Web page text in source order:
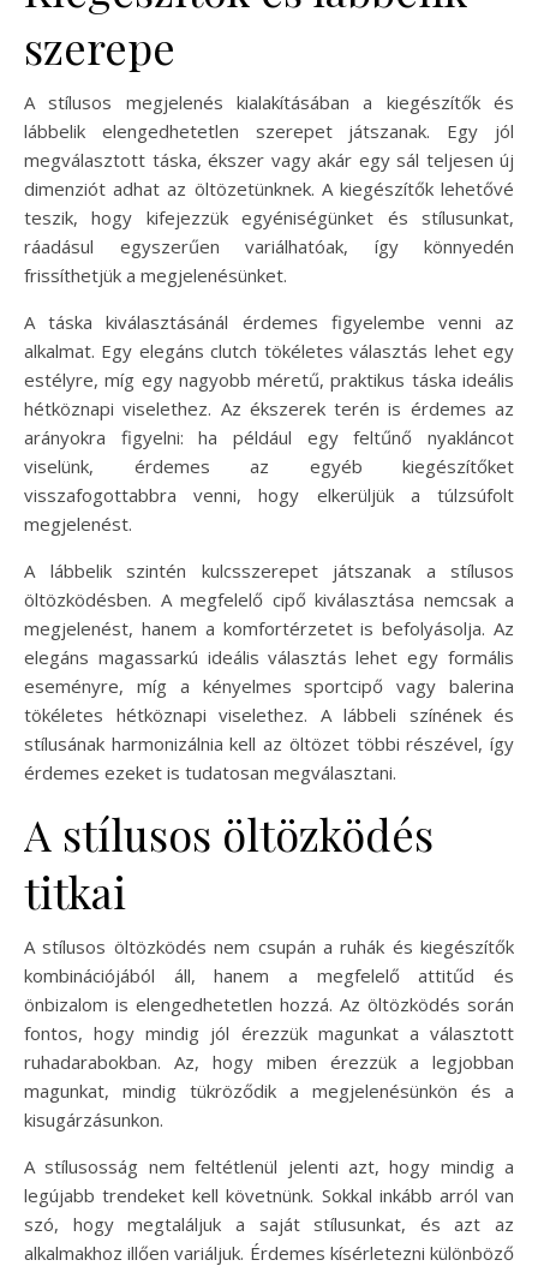
szerepe
A stílusos megjelenés kialakításában a kiegészítők és
lábbelik elengedhetetlen szerepet játszanak. Egy jól
megválasztott táska, ékszer vagy akár egy sál teljesen új
dimenziót adhat az öltözetünknek. A kiegészítők lehetővé
teszik, hogy kifejezzük egyéniségünket és stílusunkat,
ráadásul egyszerűen variálhatóak, így könnyedén
frissíthetjük a megjelenésünket.
A táska kiválasztásánál érdemes figyelembe venni az
alkalmat. Egy elegáns clutch tökéletes választás lehet egy
estélyre, míg egy nagyobb méretű, praktikus táska ideális
hétköznapi viselethez. Az ékszerek terén is érdemes az
arányokra figyelni: ha például egy feltűnő nyakláncot
viselünk, érdemes az egyéb kiegészítőket
visszafogottabbra venni, hogy elkerüljük a túlzsúfolt
megjelenést.
A lábbelik szintén kulcsszerepet játszanak a stílusos
öltözködésben. A megfelelő cipő kiválasztása nemcsak a
megjelenést, hanem a komfortérzetet is befolyásolja. Az
elegáns magassarkú ideális választás lehet egy formális
eseményre, míg a kényelmes sportcipő vagy balerina
tökéletes hétköznapi viselethez. A lábbeli színének és
stílusának harmonizálnia kell az öltözet többi részével, így
érdemes ezeket is tudatosan megválasztani.
A stílusos öltözködés
titkai
A stílusos öltözködés nem csupán a ruhák és kiegészítők
kombinációjából áll, hanem a megfelelő attitűd és
önbizalom is elengedhetetlen hozzá. Az öltözködés során
fontos, hogy mindig jól érezzük magunkat a választott
ruhadarabokban. Az, hogy miben érezzük a legjobban
magunkat, mindig tükröződik a megjelenésünkön és a
kisugárzásunkon.
A stílusosság nem feltétlenül jelenti azt, hogy mindig a
legújabb trendeket kell követnünk. Sokkal inkább arról van
szó, hogy megtaláljuk a saját stílusunkat, és azt az
alkalmakhoz illően variáljuk. Érdemes kísérletezni különböző